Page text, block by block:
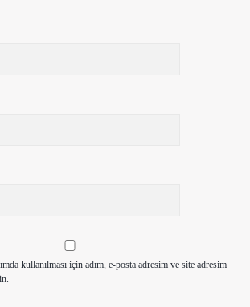
kullanılması için adım, e-posta adresim ve site adresim